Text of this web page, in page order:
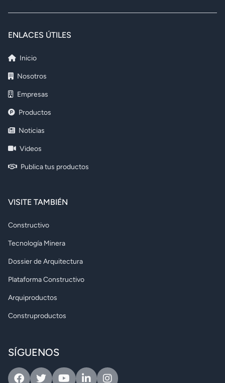
ENLACES ÚTILES
Inicio
Nosotros
Empresas
Productos
Noticias
Videos
Publica tus productos
VISITE TAMBIÉN
Constructivo
Tecnología Minera
Dossier de Arquitectura
Plataforma Constructivo
Arquiproductos
Construproductos
SÍGUENOS
FacebookTwitterYoutubeLinkedinInstagram